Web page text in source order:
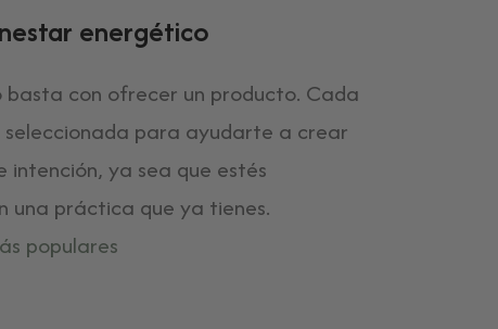
energético
basta con ofrecer un producto. Cada
para ayudarte a crear
intención, ya sea que estés
una práctica que ya tienes.
populares